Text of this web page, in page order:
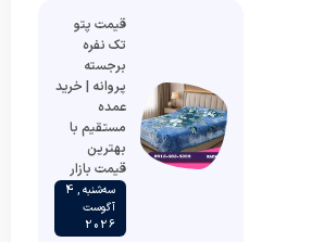
قیمت پتو
تک نفره
برجسته
پروانه | خرید
عمده
مستقیم با
بهترین
قیمت بازار
سه‌شنبه , 4
آگوست
2026